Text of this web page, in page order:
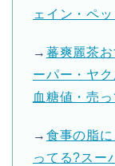
ェイン・ペ
→ 蕃爽麗茶
ーパー・ヤ
血糖値・売
→ 食事の脂
ってる?スー